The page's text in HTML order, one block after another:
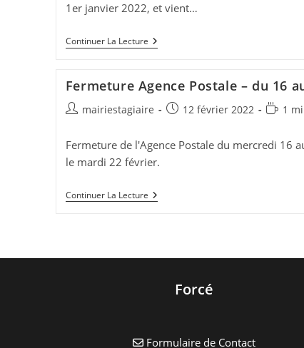
1er janvier 2022, et vient…
Continuer La LectureChangement
De
La
Gestion
De
De
L’assainissement
Fermeture Agence Postale – du 16
Auteur/autrice
la
publication :
mairiestagiaire
Publication
12 février 2022
Temps
lecture :
1
Fermeture de l'Agence Postale du mercredi 16
le mardi 22 février.
Continuer La LectureFermeture
Agence
FévrierForcé
Formulaire de Contact